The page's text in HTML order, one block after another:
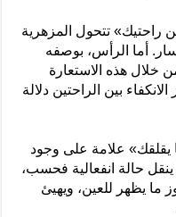
تتحول المزهرية
أما الرأس، بوصفه
خلال هذه الاستعارة
بين الراحتين دلالة
علامة على وجود
ينقل حالة انفعالية فحسب،
ما يظهر للعين، ويهيئ